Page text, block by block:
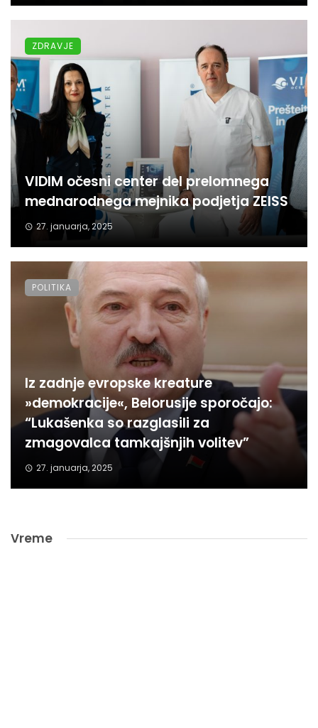
VIDIM očesni center del prelomnega
mednarodnega mejnika podjetja ZEISS
27. januarja, 2025
ZDRAVJE
Iz zadnje evropske kreature
»demokracije«, Belorusije sporočajo:
“Lukašenka so razglasili za
zmagovalca tamkajšnjih volitev”
27. januarja, 2025
POLITIKA
Vreme